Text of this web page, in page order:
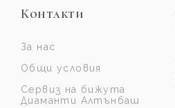
Контакти
За нас
Общи условия
Сервиз на бижута
Диаманти Алтънбаш